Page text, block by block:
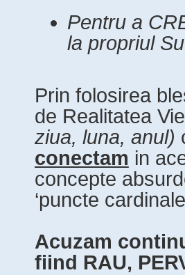
Pentru a
la propriul
Prin folosirea
de Realitatea
ziua, luna, anul)
conectam in
concepte
‘puncte
Acuzam
fiind RAU,